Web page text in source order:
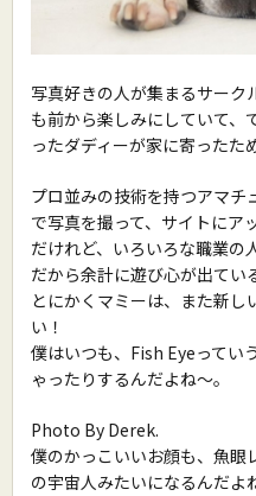
写真好きの人が集まるサーク
も前から楽しみにしていて、
ったダディーが家に寄ったた
プロ並みの技術を持つアマチ
で写真を撮って、サイトにア
だけれど、いろいろな職業の
だから余計に遊び心が出てい
とにかくマミーは、また新
い！
僕はいつも、Fish Eyeってい
ゃったりするんだよね〜。
Photo By Derek.
僕のかっこいいお顔も、魚眼
の宇宙人みたいになるんだよ